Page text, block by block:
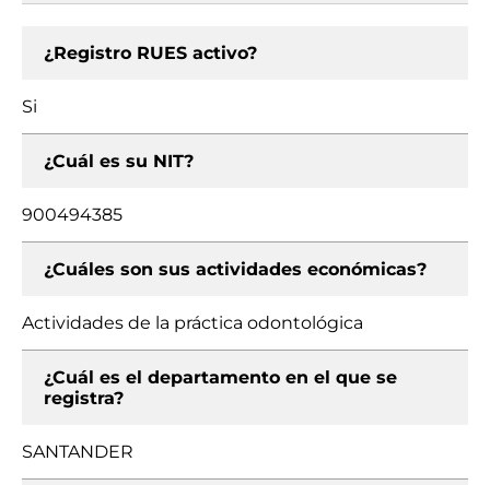
¿Registro RUES activo?
Si
¿Cuál es su NIT?
900494385
¿Cuáles son sus actividades económicas?
Actividades de la práctica odontológica
¿Cuál es el departamento en el que se
registra?
SANTANDER